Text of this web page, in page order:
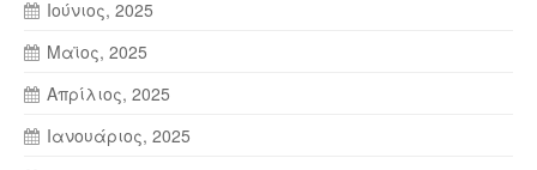
Ιούνιος, 2025
Μαϊος, 2025
Απρίλιος, 2025
Ιανουάριος, 2025